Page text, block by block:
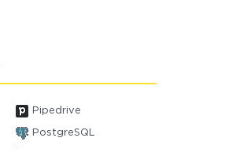
Pipedrive
PostgreSQL